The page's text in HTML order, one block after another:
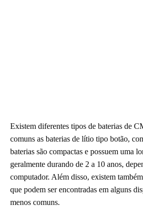
Existem diferentes tipos de baterias de
comuns as baterias de lítio tipo botão,
baterias são compactas e possuem uma
geralmente durando de 2 a 10 anos,
computador. Além disso, existem
que podem ser encontradas em alguns
menos comuns.